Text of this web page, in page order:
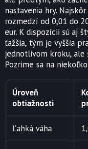
nastavenia hry.
rozmedzí od 0,01 do
eur. K dispozícii sú aj
ťažšia, tým je vyššia
jednotlivom kroku, ale
Pozrime sa na
Úroveň
obtiažnosti
Ľahká váha